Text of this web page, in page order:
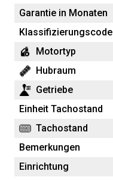
Garantie in Monaten
Klassifizierungscode
Motortyp
Hubraum
Getriebe
Einheit Tachostand
Tachostand
Bemerkungen
Einrichtung